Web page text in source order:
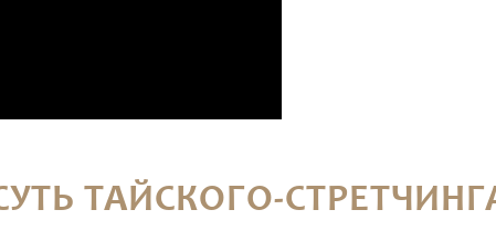
ТАЙСКОГО-